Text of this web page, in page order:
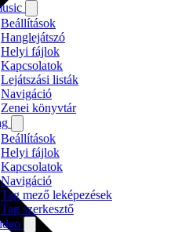
Beállítások
Hanglejátszó
Helyi fájlok
Kapcsolatok
Lejátszási listák
Navigáció
Zenei könyvtár
Beállítások
Helyi fájlok
Kapcsolatok
Navigáció
Tag mező leképezések
Tag szerkesztő